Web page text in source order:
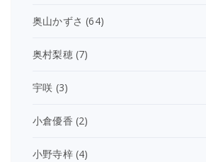
奥山かずさ (64)
奥村梨穂(7)
宇咲 (3)
小倉優香 (2)
小野寺梓(4)